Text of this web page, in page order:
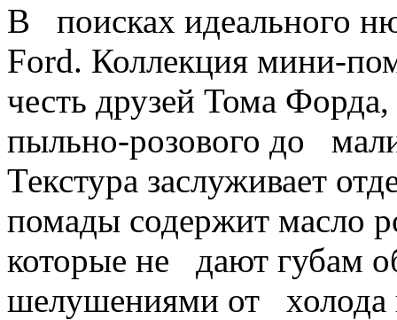
В поисках идеального
Ford. Коллекция мини-
честь друзей Тома
пыльно-розового до
Текстура заслуживает
помады содержит масло
которые не дают губам
шелушениями от